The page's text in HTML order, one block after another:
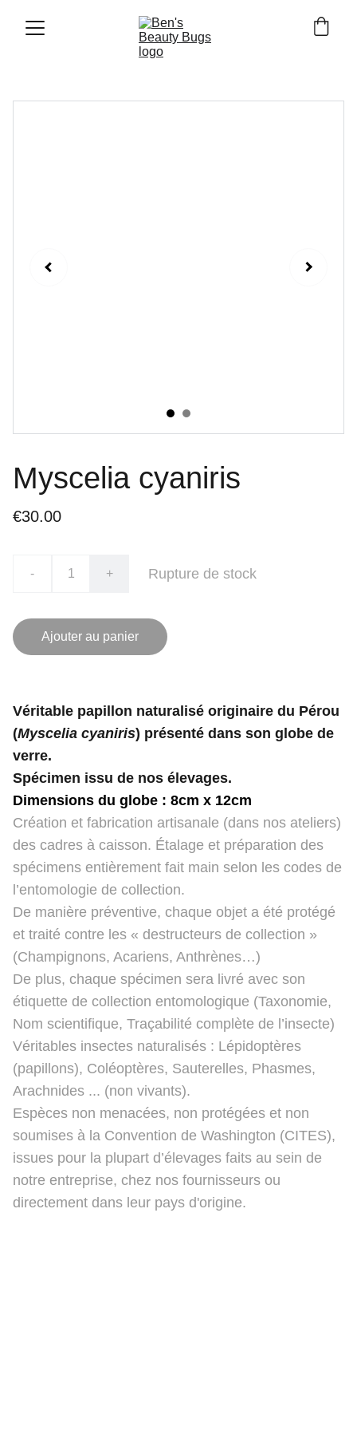
Myscelia cyaniris
€30.00
- + Rupture de stock
Ajouter au panier
Véritable papillon naturalisé originaire du Pérou
(Myscelia cyaniris) présenté dans son globe de
verre.
Spécimen issu de nos élevages.
Dimensions du globe : 8cm x 12cm
Création et fabrication artisanale (dans nos ateliers)
des cadres à caisson. Étalage et préparation des
spécimens entièrement fait main selon les codes de
l’entomologie de collection.
De manière préventive, chaque objet a été protégé
et traité contre les « destructeurs de collection »
(Champignons, Acariens, Anthrènes…)
De plus, chaque spécimen sera livré avec son
étiquette de collection entomologique (Taxonomie,
Nom scientifique, Traçabilité complète de l’insecte)
Véritables insectes naturalisés : Lépidoptères
(papillons), Coléoptères, Sauterelles, Phasmes,
Arachnides ... (non vivants).
Espèces non menacées, non protégées et non
soumises à la Convention de Washington (CITES),
issues pour la plupart d’élevages faits au sein de
notre entreprise, chez nos fournisseurs ou
directement dans leur pays d'origine.